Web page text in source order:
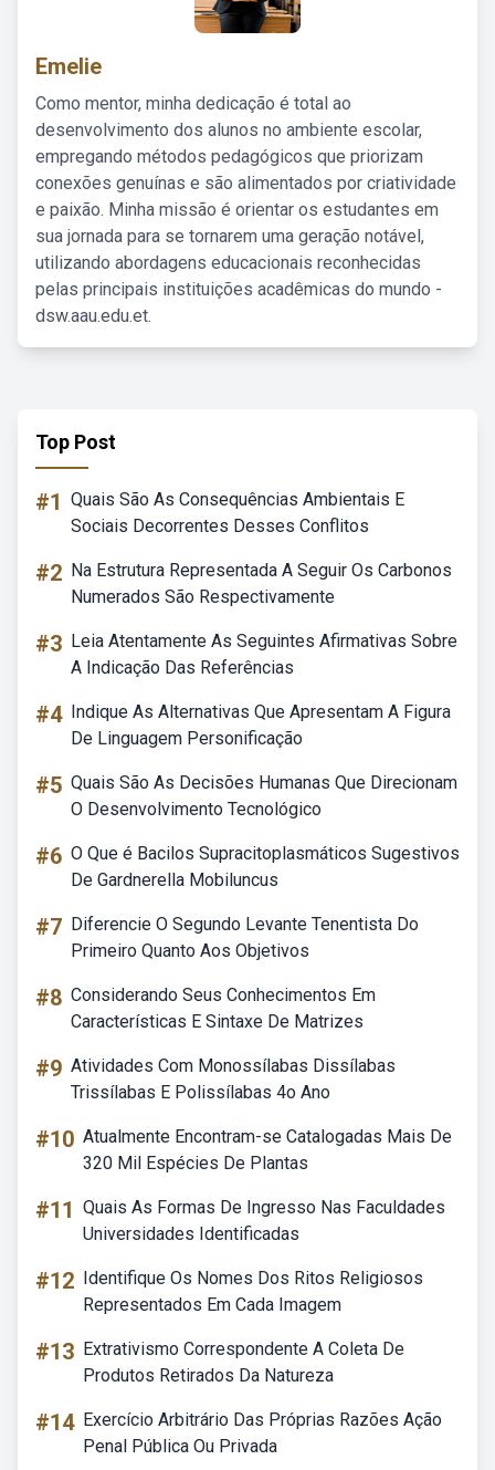
Emelie
Como mentor, minha dedicação é total ao
desenvolvimento dos alunos no ambiente escolar,
empregando métodos pedagógicos que priorizam
conexões genuínas e são alimentados por criatividade
e paixão. Minha missão é orientar os estudantes em
sua jornada para se tornarem uma geração notável,
utilizando abordagens educacionais reconhecidas
pelas principais instituições acadêmicas do mundo -
dsw.aau.edu.et.
Top Post
#1 Quais São As Consequências Ambientais E
Sociais Decorrentes Desses Conflitos
#2 Na Estrutura Representada A Seguir Os Carbonos
Numerados São Respectivamente
#3 Leia Atentamente As Seguintes Afirmativas Sobre
A Indicação Das Referências
#4 Indique As Alternativas Que Apresentam A Figura
De Linguagem Personificação
#5 Quais São As Decisões Humanas Que Direcionam
O Desenvolvimento Tecnológico
#6 O Que é Bacilos Supracitoplasmáticos Sugestivos
De Gardnerella Mobiluncus
#7 Diferencie O Segundo Levante Tenentista Do
Primeiro Quanto Aos Objetivos
#8 Considerando Seus Conhecimentos Em
Características E Sintaxe De Matrizes
#9 Atividades Com Monossílabas Dissílabas
Trissílabas E Polissílabas 4o Ano
#10 Atualmente Encontram-se Catalogadas Mais De
320 Mil Espécies De Plantas
#11 Quais As Formas De Ingresso Nas Faculdades
Universidades Identificadas
#12 Identifique Os Nomes Dos Ritos Religiosos
Representados Em Cada Imagem
#13 Extrativismo Correspondente A Coleta De
Produtos Retirados Da Natureza
#14 Exercício Arbitrário Das Próprias Razões Ação
Penal Pública Ou Privada